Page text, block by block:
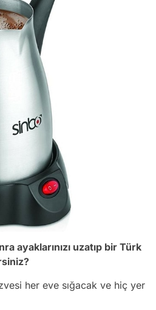
ayaklarınızı uzatıp bir Türk
her eve sığacak ve hiç yer